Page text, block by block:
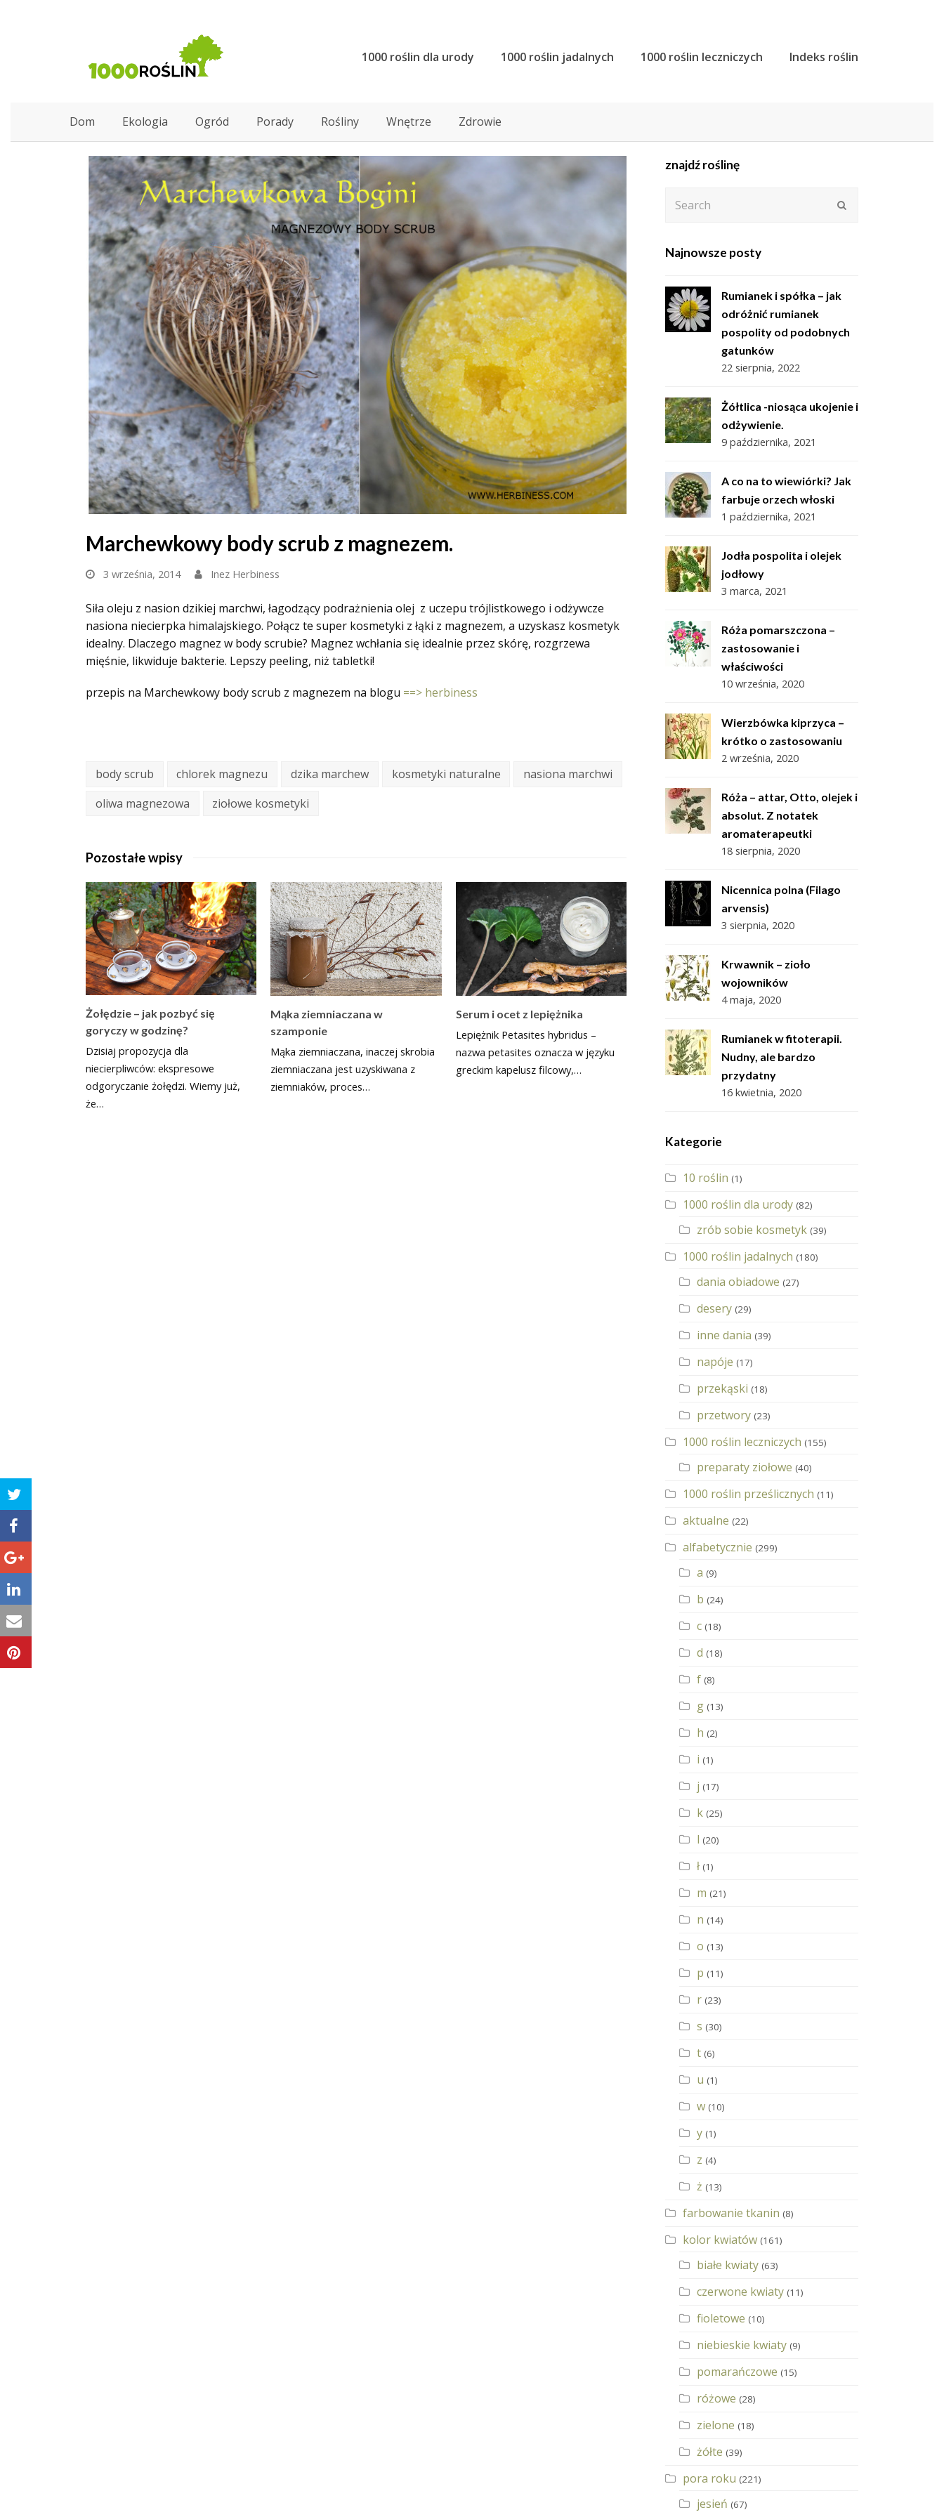
1000 roślin dla urody 1000 roślin jadalnych 1000 roślin leczniczych Indeks roślin
Dom Ekologia Ogród Porady Rośliny Wnętrze Zdrowie
Marchewkowy body scrub z magnezem.
3 września, 2014 Inez Herbiness
Siła oleju z nasion dzikiej marchwi, łagodzący podrażnienia olej z uczepu trójlistkowego i odżywcze
nasiona niecierpka himalajskiego. Połącz te super kosmetyki z łąki z magnezem, a uzyskasz kosmetyk
idealny. Dlaczego magnez w body scrubie? Magnez wchłania się idealnie przez skórę, rozgrzewa
mięśnie, likwiduje bakterie. Lepszy peeling, niż tabletki!
przepis na Marchewkowy body scrub z magnezem na blogu ==> herbiness
body scrub chlorek magnezu dzika marchew kosmetyki naturalne
nasiona marchwi
oliwa magnezowa
ziołowe kosmetyki
Pozostałe wpisy
Żołędzie – jak pozbyć się
goryczy w godzinę?
Dzisiaj propozycja dla
niecierpliwców: ekspresowe
odgoryczanie żołędzi. Wiemy już,
że…
Mąka ziemniaczana w
szamponie
Mąka ziemniaczana, inaczej skrobia
ziemniaczana jest uzyskiwana z
ziemniaków, proces…
Serum i ocet z lepiężnika
Lepiężnik Petasites hybridus –
nazwa petasites oznacza w języku
greckim kapelusz filcowy,…
znajdź roślinę
Najnowsze posty
Rumianek i spółka – jak
odróżnić rumianek
pospolity od podobnych
gatunków
22 sierpnia, 2022
Żółtlica -niosąca ukojenie i
odżywienie.
9 października, 2021
A co na to wiewiórki? Jak
farbuje orzech włoski
1 października, 2021
Jodła pospolita i olejek
jodłowy
3 marca, 2021
Róża pomarszczona –
zastosowanie i
właściwości
10 września, 2020
Wierzbówka kiprzyca –
krótko o zastosowaniu
2 września, 2020
Róża – attar, Otto, olejek i
absolut. Z notatek
aromaterapeutki
18 sierpnia, 2020
Nicennica polna (Filago
arvensis)
3 sierpnia, 2020
Krwawnik – zioło
wojowników
4 maja, 2020
Rumianek w fitoterapii.
Nudny, ale bardzo
przydatny
16 kwietnia, 2020
Kategorie
10 roślin (1)
1000 roślin dla urody (82)
zrób sobie kosmetyk (39)
1000 roślin jadalnych (180)
dania obiadowe (27)
desery (29)
inne dania (39)
napóje (17)
przekąski (18)
przetwory (23)
1000 roślin leczniczych (155)
preparaty ziołowe (40)
1000 roślin prześlicznych (11)
aktualne (22)
alfabetycznie (299)
a (9)
b (24)
c (18)
d (18)
f (8)
g (13)
h (2)
i (1)
j (17)
k (25)
l (20)
ł (1)
m (21)
n (14)
o (13)
p (11)
r (23)
s (30)
t (6)
u (1)
w (10)
y (1)
z (4)
ż (13)
farbowanie tkanin (8)
kolor kwiatów (161)
białe kwiaty (63)
czerwone kwiaty (11)
fioletowe (10)
niebieskie kwiaty (9)
pomarańczowe (15)
różowe (28)
zielone (18)
żółte (39)
pora roku (221)
jesień (67)